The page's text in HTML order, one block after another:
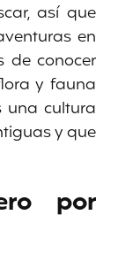
así que
en
de conocer
y fauna
una cultura
y que
por